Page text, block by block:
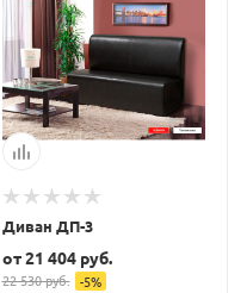
Диван ДП-3
от21 404 руб.
22 530 руб. -5%